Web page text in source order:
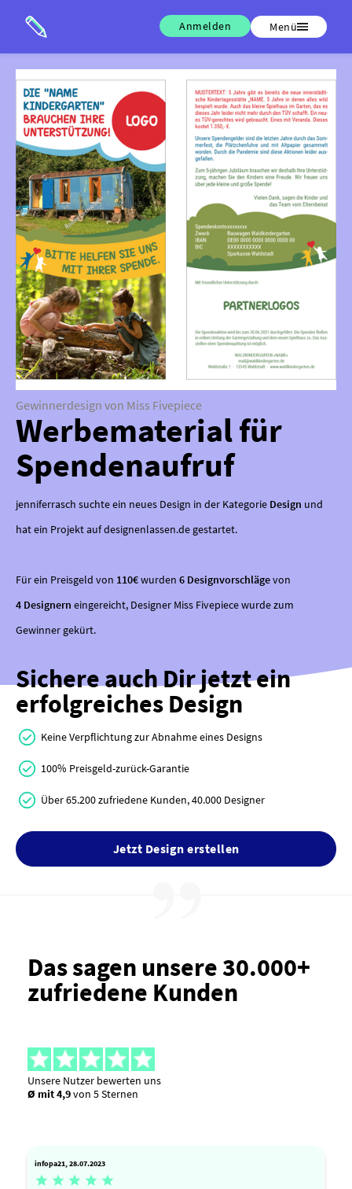
Anmelden Menü
Gewinnerdesign von Miss Fivepiece
Werbematerial für
Spendenaufruf
jenniferrasch suchte ein neues Design in der Kategorie Design und
hat ein Projekt auf designenlassen.de gestartet.
Für ein Preisgeld von 110€wurden 6 Designvorschlägevon
4 Designern eingereicht, Designer Miss Fivepiece wurde zum
Gewinner gekürt.
Sichere auch Dir jetzt ein
erfolgreiches Design
Keine Verpflichtung zur Abnahme eines Designs
100% Preisgeld-zurück-Garantie
Über 65.200 zufriedene Kunden, 40.000 Designer
Jetzt Design erstellen
Das sagen unsere 30.000+
zufriedene Kunden
Unsere Nutzer bewerten uns
Ø mit 4,9von 5 Sternen
infopa21, 28.07.2023
    